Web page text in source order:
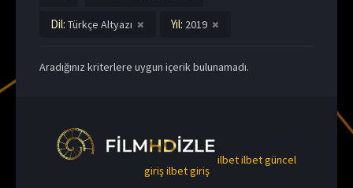
Dil: Türkçe Altyazı Yıl: 2019
Aradığınız kriterlere uygun içerik bulunamadı.
ilbetilbet güncel
girişilbet giriş